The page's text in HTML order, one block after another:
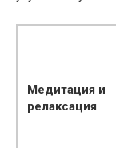
Медитация и
релаксация